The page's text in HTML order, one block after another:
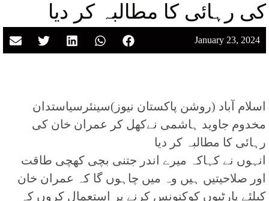
کی رہائی کا مطالبہ کر دیا
January 23, 2024
اسلام آباد (روشن پاکستان نیوز)سینئرسیاستدان
مخدوم جاوید ہاشمی نےکھل کر عمران خان کی
رہائی کا مطالبہ کر دیا
انہوں نے کہاکہ میرے اندر جتنی بچی کھچی طاقت
اور صلاحیتیں ہیں وہ میں چاہوں گا کہ عمران خان
کیلئے پارٹیوں کوکنونس کرنے پر استعمال کروں کہ